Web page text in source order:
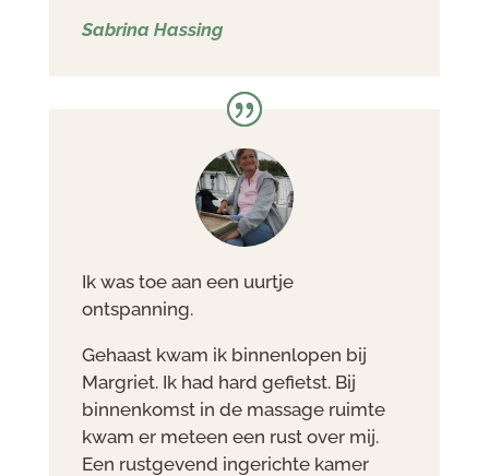
Sabrina Hassing
Ik was toe aan een uurtje
ontspanning.
Gehaast kwam ik binnenlopen bij
Margriet. Ik had hard gefietst. Bij
binnenkomst in de massage ruimte
kwam er meteen een rust over mij.
Een rustgevend ingerichte kamer